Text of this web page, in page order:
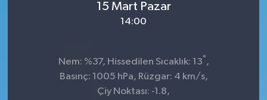
15 Mart Pazar
14:00
Nem: %37, Hissedilen Sıcaklık: 13° ,
Basınç: 1005 hPa, Rüzgar: 4 km/s,
Çiy Noktası: -1.8,